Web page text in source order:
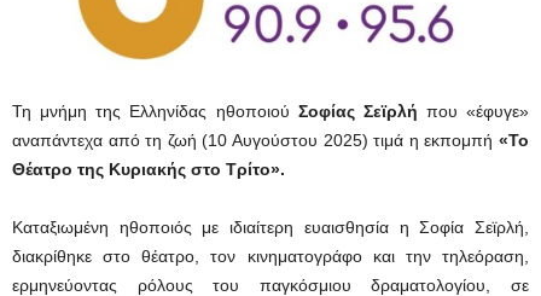
Τη μνήμη της Ελληνίδας ηθοποιού Σοφίας Σεϊρλή που «έφυγε»
αναπάντεχα από τη ζωή (10 Αυγούστου 2025) τιμά η εκπομπή «Το
Θέατρο της Κυριακής στο Τρίτο».
Καταξιωμένη ηθοποιός με ιδιαίτερη ευαισθησία η Σοφία Σεϊρλή,
διακρίθηκε στο θέατρο, τον κινηματογράφο και την τηλεόραση,
ερμηνεύοντας ρόλους του παγκόσμιου δραματολογίου, σε